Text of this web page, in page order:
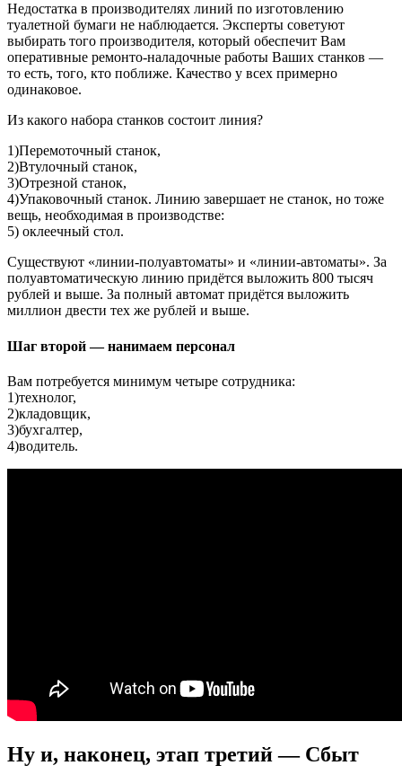
Недостатка в производителях линий по изготовлению
туалетной бумаги не наблюдается. Эксперты советуют
выбирать того производителя, который обеспечит Вам
оперативные ремонто-наладочные работы Ваших станков —
то есть, того, кто поближе. Качество у всех примерно
одинаковое.
Из какого набора станков состоит линия?
1)Перемоточный станок,
2)Втулочный станок,
3)Отрезной станок,
4)Упаковочный станок. Линию завершает не станок, но тоже
вещь, необходимая в производстве:
5) оклеечный стол.
Существуют «линии-полуавтоматы» и «линии-автоматы». За
полуавтоматическую линию придётся выложить 800 тысяч
рублей и выше. За полный автомат придётся выложить
миллион двести тех же рублей и выше.
Шаг второй — нанимаем персонал
Вам потребуется минимум четыре сотрудника:
1)технолог,
2)кладовщик,
3)бухгалтер,
4)водитель.
Ну и, наконец, этап третий — Сбыт